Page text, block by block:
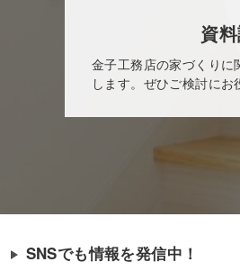
資
金子工務店の家づくりに
します。ぜひご検討にお
SNSでも情報を発信中！